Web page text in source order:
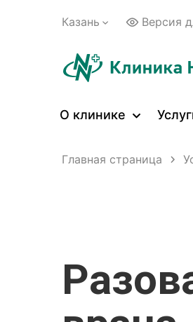
Казань Версия
О клинике
Главная страница